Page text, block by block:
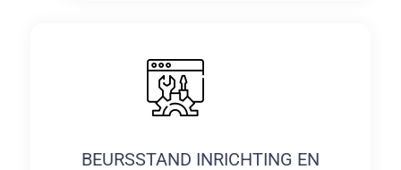
BEURSSTAND INRICHTING EN